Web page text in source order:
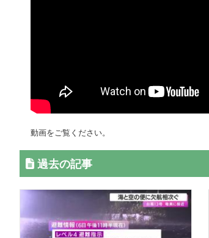
動画をご覧ください。
過去の記事